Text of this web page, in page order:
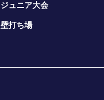
ジュニア大会
壁打ち場